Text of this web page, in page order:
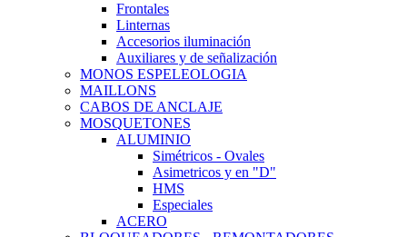
Frontales
Linternas
Accesorios iluminación
Auxiliares y de señalización
MONOS ESPELEOLOGIA
MAILLONS
CABOS DE ANCLAJE
MOSQUETONES
ALUMINIO
Simétricos - Ovales
Asimetricos y en "D"
HMS
Especiales
ACERO